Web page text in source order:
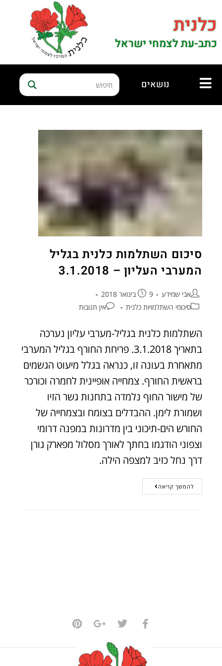
כלנית
כתב-עת לצמחי ישראל
נושאים
סיכום השתלמות כלנית בגליל
המערבי העליון – 3.1.2018
אבי שמידע
9 בינואר 2018
סיכומי השתלמויות כלנית
אין תגובות
השתלמות כלנית בגליל-מערבי עליון נערכה
בתאריך 3.1.2018. פריחת החורף בגליל המערבי
מתאחרת בעונה זו, כנראה בגלל מיעוט הגשמים
בראשית החורף. צמחייה אופיינית לחמרה וכורכר
של מישור החוף נלמדה בתחנות גשר הזיו
ושמורת לימן. ההבדלים בצומח ובצמחייה של
החורש הים-תיכוני בין מדרונות במפנה דרומי
וצפוני הודגמו בחתך לאורך מסלול מפארק גורן
דרך נחל כזיב למצפה הילה.
להמשך קריאה